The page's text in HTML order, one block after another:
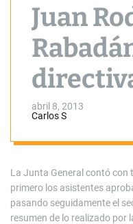
Juan
de la
de
Apóstol
abril 8, 2013
Carlos S
La Junta General contó con
primero los asistentes
pasando seguidamente el
resumen de lo realizado por